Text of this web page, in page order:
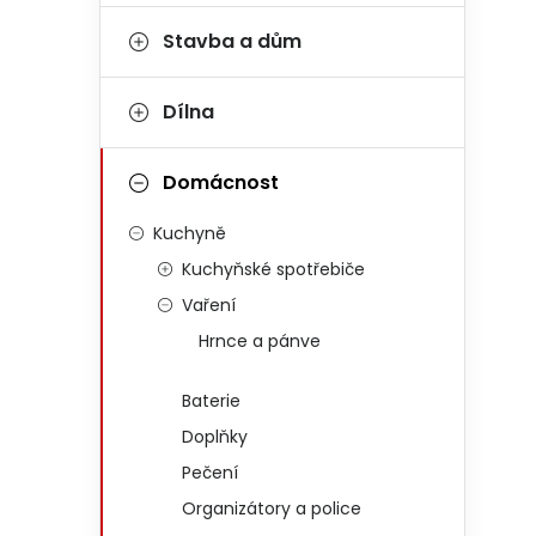
Stavba a dům
Dílna
Domácnost
Kuchyně
Kuchyňské spotřebiče
Vaření
Hrnce a pánve
Baterie
Doplňky
Pečení
Organizátory a police